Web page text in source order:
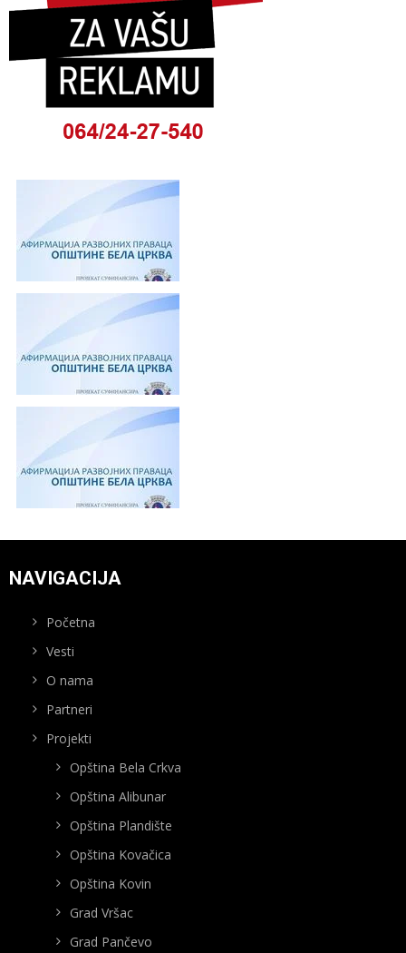
NAVIGACIJA
Početna
Vesti
O nama
Partneri
Projekti
Opština Bela Crkva
Opština Alibunar
Opština Plandište
Opština Kovačica
Opština Kovin
Grad Vršac
Grad Pančevo